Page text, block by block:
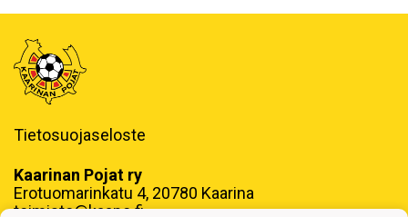
Tietosuojaseloste
Kaarinan Pojat ry
Erotuomarinkatu 4, 20780 Kaarina
toimisto@kaapo.fi